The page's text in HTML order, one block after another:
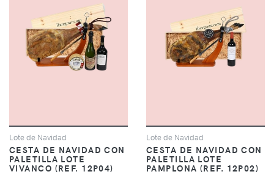
Lote de Navidad
CESTA DE NAVIDAD CON
PALETILLA LOTE
VIVANCO (REF. 12P04)
Lote de Navidad
CESTA DE NAVIDAD CON
PALETILLA LOTE
PAMPLONA (REF. 12P02)